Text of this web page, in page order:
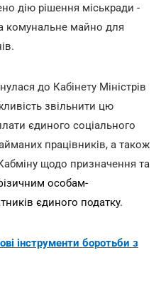
дію рішення міськради -
комунальне майно для
до Кабінету Міністрів
звільнити цю
єдиного соціального
працівників, а також
щодо призначення та
особам-
єдиного податку.
інструменти боротьби з